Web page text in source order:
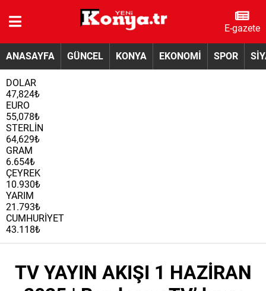
E-gazete
ANASAYFA GÜNCEL KONYA EKONOMİ SPOR
DOLAR
47,824₺
EURO
55,078₺
STERLİN
64,629₺
GRAM
6.654₺
ÇEYREK
10.930₺
YARIM
21.793₺
CUMHURİYET
43.118₺
TV YAYIN AKIŞI 1 HAZİRAN